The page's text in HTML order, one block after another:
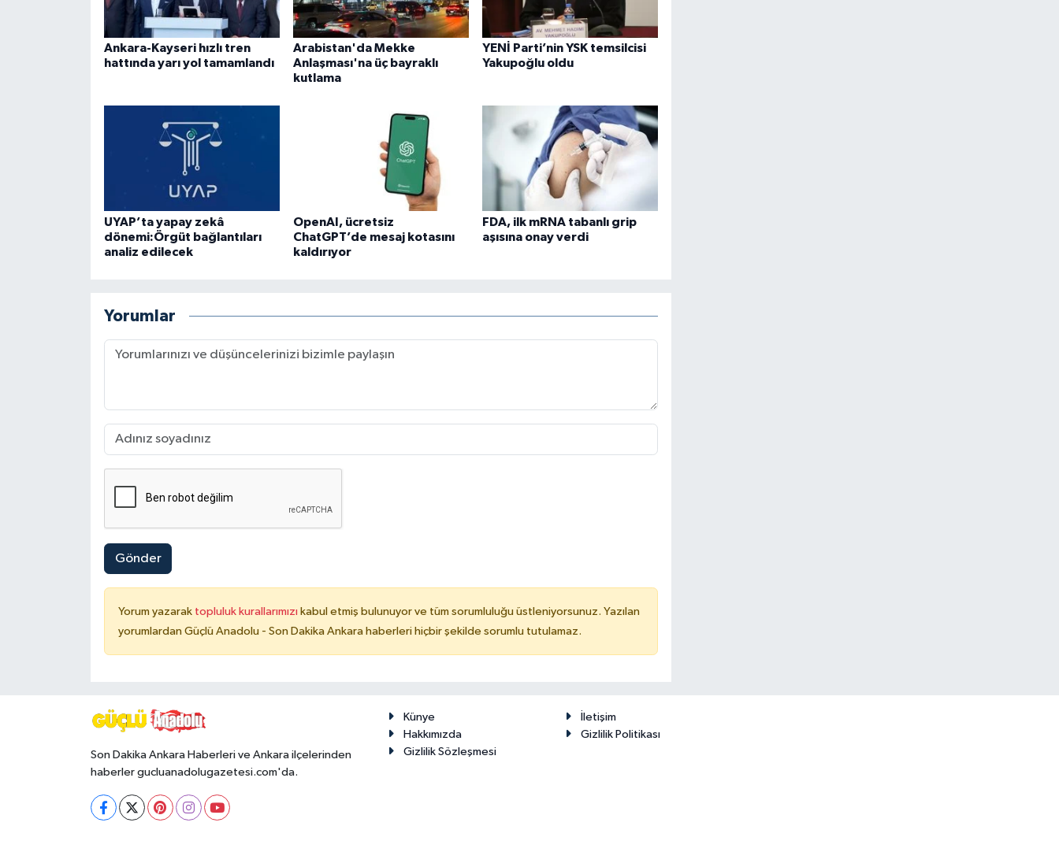
Ankara-Kayseri hızlı tren
hattında yarı yol tamamlandı
Arabistan'da Mekke
Anlaşması'na üç bayraklı
kutlama
YENİ Parti’nin YSK temsilcisi
Yakupoğlu oldu
UYAP’ta yapay zekâ
dönemi:Örgüt bağlantıları
analiz edilecek
OpenAI, ücretsiz
ChatGPT’de mesaj kotasını
kaldırıyor
FDA, ilk mRNA tabanlı grip
aşısına onay verdi
Yorumlar
Gönder
Yorum yazarak topluluk kurallarımızı kabul etmiş bulunuyor ve tüm sorumluluğu üstleniyorsunuz. Yazılan
yorumlardan Güçlü Anadolu - Son Dakika Ankara haberleri hiçbir şekilde sorumlu tutulamaz.
Son Dakika Ankara Haberleri ve Ankara ilçelerinden
haberler gucluanadolugazetesi.com'da.
Künye
İletişim
Hakkımızda
Gizlilik Politikası
Gizlilik Sözleşmesi